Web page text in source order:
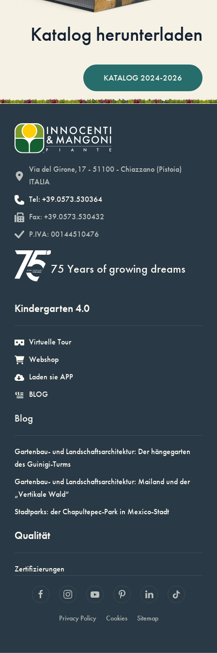
Katalog herunterladen
KATALOG 2024-2026
Via del Girone,17 - 51100 - Chiazzano (Pistoia)
ITALIA
Tel: +39.0573.530364
Fax: +39.0573.530432
P.IVA: 00144510476
75 Years of growing dreams
Kindergarten 4.0
Virtuelle Tour
Webshop
Laden sie APP
BLOG
Blog
Gartenbau- und Landschaftsarchitektur: Der hängegarten
des Guinigi-Turms
Gartenbau- und Landschaftsarchitektur: Mailand und der
„Vertikale Wald“
Stadtparks: der Chapultepec-Park in Mexico-Stadt
Qualität
Zertifizierungen
Privacy Policy Cookies Sitemap